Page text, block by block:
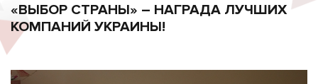
«ВЫБОР СТРАНЫ» – НАГРАДА ЛУЧШИХ
КОМПАНИЙ УКРАИНЫ!